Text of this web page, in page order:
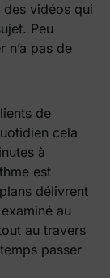
vidéos qui
Peu
n’a pas de
de
cela
à
est
délivrent
au
au travers
passer